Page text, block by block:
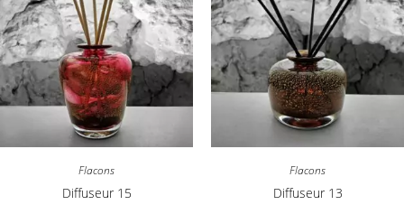
Flacons
Diffuseur 15
Flacons
Diffuseur 13